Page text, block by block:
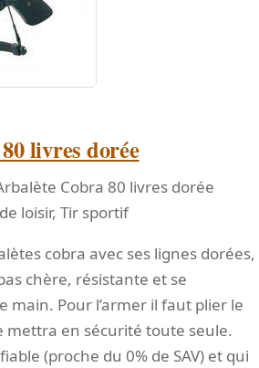
livres dorée
Cobra 80 livres dorée
loisir, Tir sportif
cobra avec ses lignes dorées,
chère, résistante et se
main. Pour l’armer il faut plier le
mettra en sécurité toute seule.
(proche du 0% de SAV) et qui